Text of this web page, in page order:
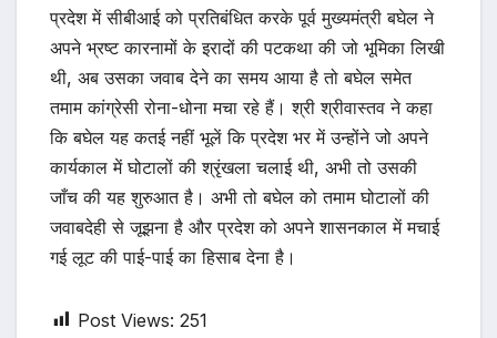
प्रदेश में सीबीआई को प्रतिबंधित करके पूर्व मुख्यमंत्री बघेल ने
अपने भ्रष्ट कारनामों के इरादों की पटकथा की जो भूमिका लिखी
थी, अब उसका जवाब देने का समय आया है तो बघेल समेत
तमाम कांग्रेसी रोना-धोना मचा रहे हैं। श्री श्रीवास्तव ने कहा
कि बघेल यह कतई नहीं भूलें कि प्रदेश भर में उन्होंने जो अपने
कार्यकाल में घोटालों की श्रृंखला चलाई थी, अभी तो उसकी
जाँच की यह शुरु‌आत है। अभी तो बघेल को तमाम घोटालों की
जवाबदेही से जूझना है और प्रदेश को अपने शासनकाल में मचाई
गई लूट की पाई-पाई का हिसाब देना है।
Post Views: 251